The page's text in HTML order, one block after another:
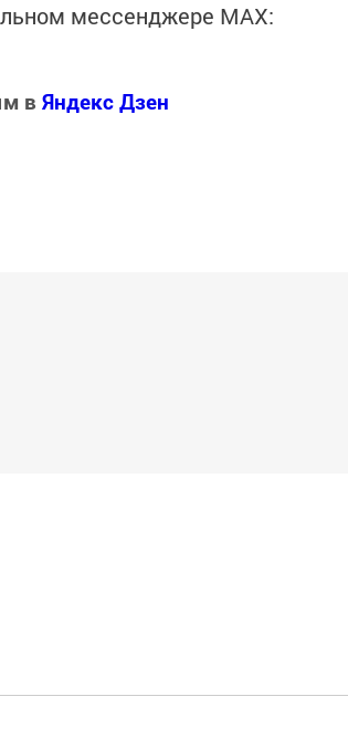
мессенджере MАХ:
в Яндекс Дзен